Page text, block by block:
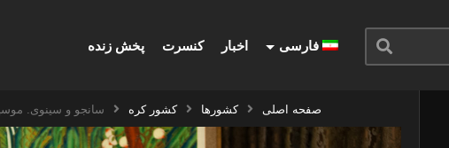
فارسی اخبار کنسرت پخش زنده
صفحه اصلی کشورها کشور کره سانجو و سینوی.